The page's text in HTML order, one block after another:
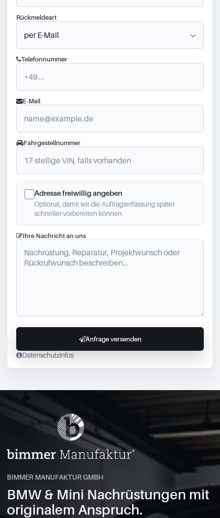
Rückmeldeart
Telefonnummer
E-Mail
Fahrgestellnummer
Adresse freiwillig angeben
Optional, damit wir die Auftragserfassung später
schneller vorbereiten können.
Ihre Nachricht an uns
Datenschutzinfos
Anfrage versenden
BIMMER MANUFAKTUR GMBH
BMW & Mini Nachrüstungen mit
originalem Anspruch.